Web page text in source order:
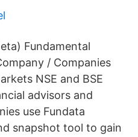
Fundamental
/ Companies
NSE and BSE
advisors and
use Fundata
snapshot tool to gain